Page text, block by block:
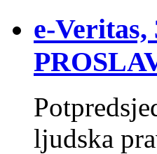
e-
ljudska